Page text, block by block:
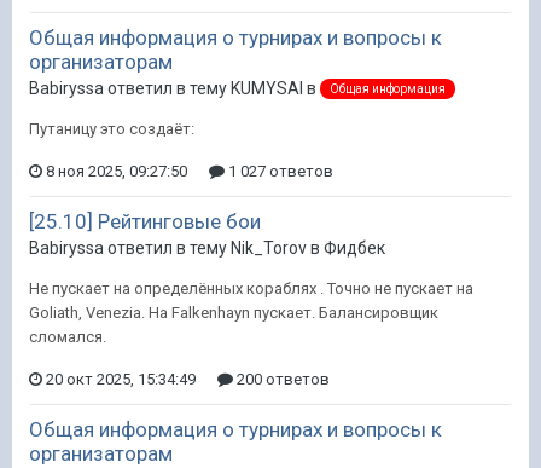
Общая информация о турнирах и вопросы к
организаторам
Babiryssa ответил в тему KUMYSAI в Общая информация
Путаницу это создаёт:
8 ноя 2025, 09:27:50 1 027 ответов
[25.10] Рейтинговые бои
Babiryssa ответил в тему Nik_Torov в Фидбек
Не пускает на определённых кораблях . Точно не пускает на
Goliath, Venezia. На Falkenhayn пускает. Балансировщик
сломался.
20 окт 2025, 15:34:49 200 ответов
Общая информация о турнирах и вопросы к
организаторам